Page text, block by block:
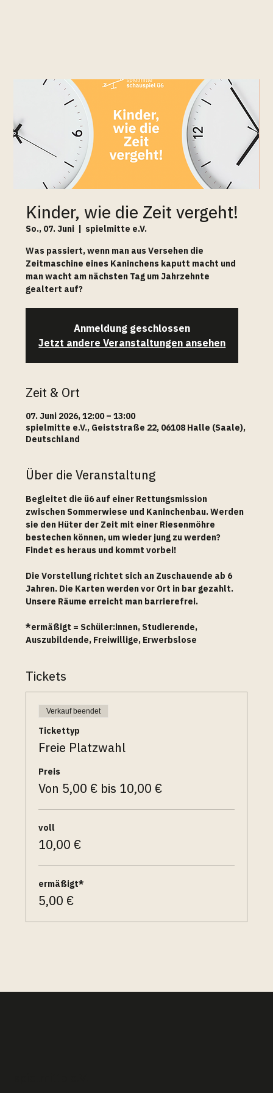
Kinder, wie die Zeit vergeht!
So., 07. Juni
  |
spielmitte e.V.
Was passiert, wenn man aus Versehen die
Zeitmaschine eines Kaninchens kaputt macht und
man wacht am nächsten Tag um Jahrzehnte
gealtert auf?
Anmeldung geschlossen
Jetzt andere Veranstaltungen ansehen
Zeit & Ort
07. Juni 2026, 12:00 – 13:00
spielmitte e.V., Geiststraße 22, 06108 Halle (Saale),
Deutschland
Über die Veranstaltung
Begleitet die ü6 auf einer Rettungsmission
zwischen Sommerwiese und Kaninchenbau. Werden
sie den Hüter der Zeit mit einer Riesenmöhre
bestechen können, um wieder jung zu werden?
Findet es heraus und kommt vorbei!
Die Vorstellung richtet sich an Zuschauende ab 6
Jahren. Die Karten werden vor Ort in bar gezahlt.
Unsere Räume erreicht man barrierefrei.
*ermäßigt = Schüler:innen, Studierende,
Auszubildende, Freiwillige, Erwerbslose
Tickets
Verkauf beendet
Tickettyp
Freie Platzwahl
Preis
Von 5,00 € bis 10,00 €
voll
10,00 €
ermäßigt*
5,00 €